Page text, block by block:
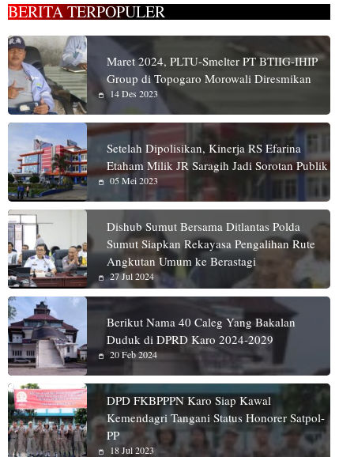
BERITA TERPOPULER
Maret 2024, PLTU-Smelter PT BTIIG-IHIP
Group di Topogaro Morowali Diresmikan
14 Des 2023
Setelah Dipolisikan, Kinerja RS Efarina
Etaham Milik JR Saragih Jadi Sorotan Publik
05 Mei 2023
Dishub Sumut Bersama Ditlantas Polda
Sumut Siapkan Rekayasa Pengalihan Rute
Angkutan Umum ke Berastagi
27 Jul 2024
Berikut Nama 40 Caleg Yang Bakalan
Duduk di DPRD Karo 2024-2029
20 Feb 2024
DPD FKBPPPN Karo Siap Kawal
Kemendagri Tangani Status Honorer Satpol-
PP
18 Jul 2023